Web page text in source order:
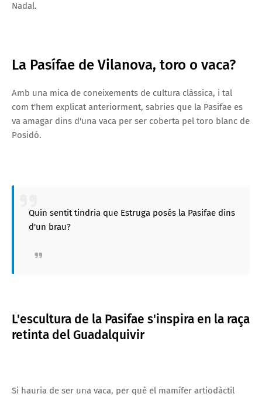
Nadal.
La Pasífae de Vilanova, toro o vaca?
Amb una mica de coneixements de cultura clàssica, i tal
com t'hem explicat anteriorment, sabries que la Pasifae es
va amagar dins d'una vaca per ser coberta pel toro blanc de
Posidó.
Quin sentit tindria que Estruga posés la Pasifae dins
d'un brau?
L'escultura de la Pasifae s'inspira en la raça
retinta del Guadalquivir
Si hauria de ser una vaca, per què el mamífer artiodàctil